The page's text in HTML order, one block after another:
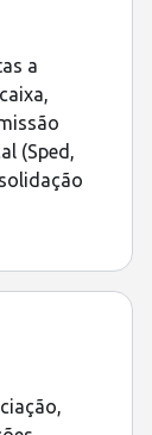
a
(Sped,